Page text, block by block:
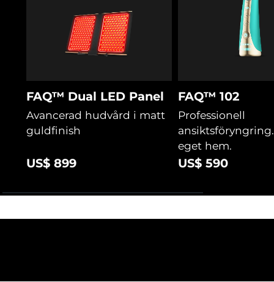
FAQ™ Dual LED Panel
Avancerad hudvård i matt
guldfinish
US$ 899
FAQ™ 102
Professionell
eget hem.
US$ 590